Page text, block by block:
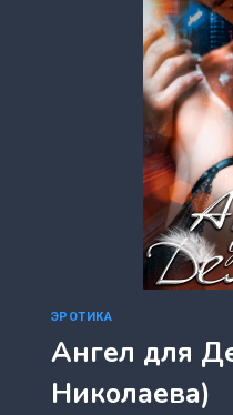
ЭРОТИКА
Ангел для
Николаева)